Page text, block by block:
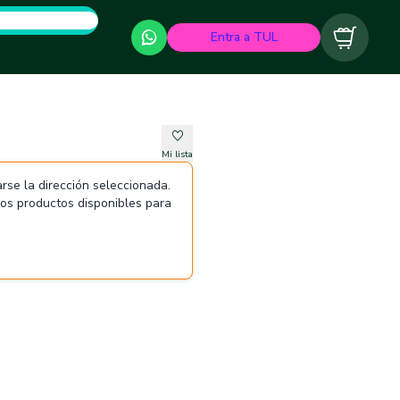
Entra a TUL Carrito
Mi lista
la dirección seleccionada.
productos disponibles para